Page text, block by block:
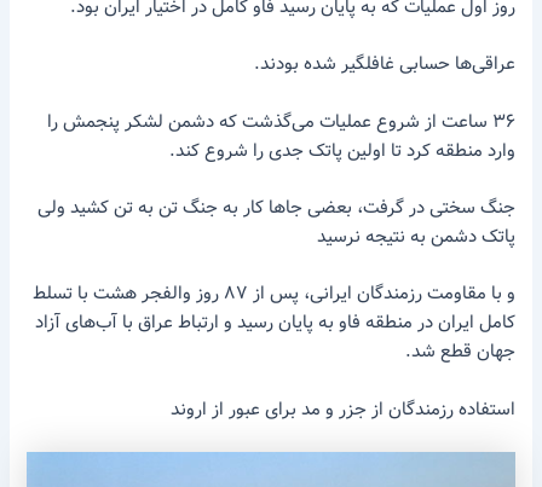
روز اول عملیات که به پایان رسید فاو کامل در اختیار ایران بود.
عراقی‌ها حسابی غافلگیر شده بودند.
۳۶ ساعت از شروع عملیات می‌گذشت که دشمن لشکر پنجمش را
وارد منطقه کرد تا اولین پاتک جدی را شروع کند.
جنگ سختی در گرفت، بعضی جاها کار به جنگ تن به تن کشید ولی
پاتک دشمن به نتیجه نرسید
و با مقاومت رزمندگان ایرانی، پس از ۸۷ روز والفجر هشت با تسلط
کامل ایران در منطقه فاو به پایان رسید و ارتباط عراق با آب‌های آزاد
جهان قطع شد.
استفاده رزمندگان از جزر و مد برای عبور از اروند